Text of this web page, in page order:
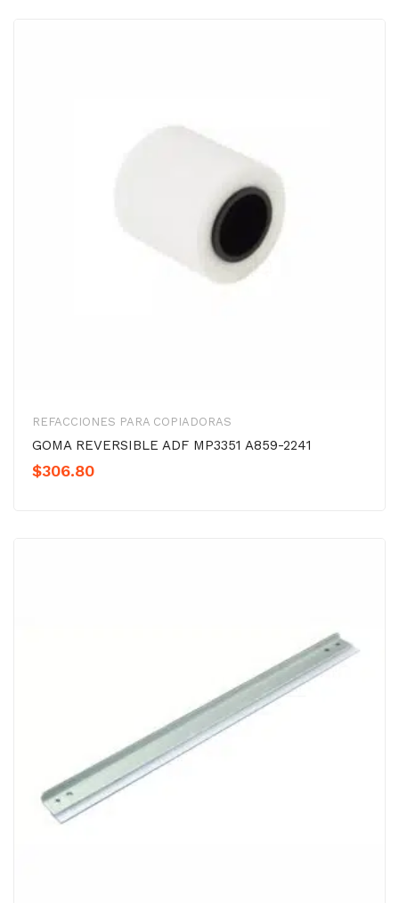
REFACCIONES PARA COPIADORAS
GOMA REVERSIBLE ADF MP3351 A859-2241
$306.80